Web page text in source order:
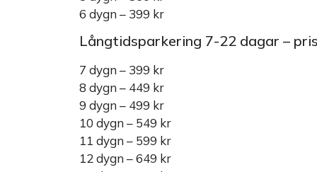
6 dygn – 399 kr
Långtidsparkering 7-22 dagar –
7 dygn – 399 kr
8 dygn – 449 kr
9 dygn – 499 kr
10 dygn – 549 kr
11 dygn – 599 kr
12 dygn – 649 kr